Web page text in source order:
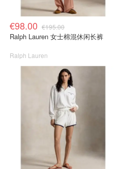
€98.00 €195.00
Ralph Lauren 女士棉混休闲长裤
Ralph Lauren